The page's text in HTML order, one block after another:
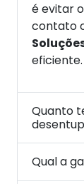
é evitar
contato
eficiente.
Quanto
Qual a